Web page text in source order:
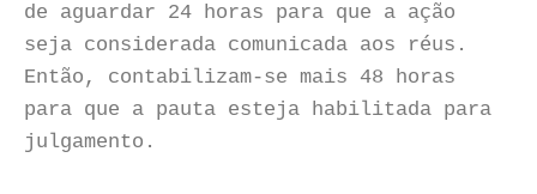
de aguardar 24 horas para que a ação
seja considerada comunicada aos réus.
Então, contabilizam-se mais 48 horas
para que a pauta esteja habilitada para
julgamento.